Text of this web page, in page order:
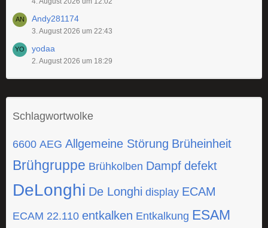
Andy281174
3. August 2026 um 22:43
yodaa
2. August 2026 um 18:29
Schlagwortwolke
6600 AEG Allgemeine Störung Brüheinheit
Brühgruppe Brühkolben Dampf defekt
DeLonghi De Longhi display ECAM
ECAM 22.110 entkalken Entkalkung ESAM